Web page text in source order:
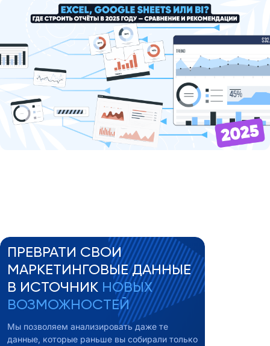
ПРЕВРАТИ СВОИ
МАРКЕТИНГОВЫЕ ДАННЫЕ
В ИСТОЧНИК НОВЫХ
ВОЗМОЖНОСТЕЙ
Мы позволяем анализировать даже те
данные, которые раньше вы собирали только